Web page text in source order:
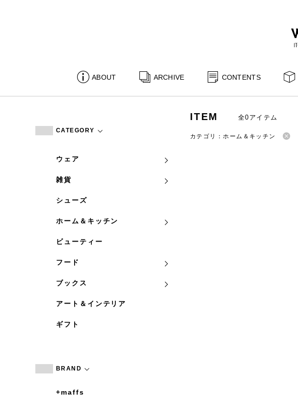
ABOUT ARCHIVE CONTENTS
CATEGORY
ウェア
雑貨
シューズ
ホーム＆キッチン
ビューティー
フード
ブックス
アート＆インテリア
ギフト
BRAND
+maffs
ITEM 全0アイテム
カテゴリ：ホーム＆キッチン